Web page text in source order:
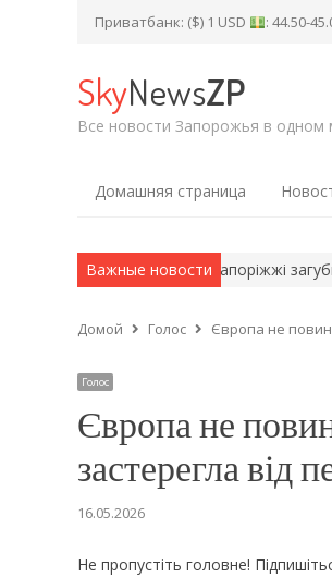
Приватбанк: ($) 1 USD : 44.50-
SkyNewsZP
Все новости Запорожья в одном
Домашняя страница
Важные новости
першого… У Запоріжжі
Домой Голос Європа не
Голос
Європа не
застерегла від
16.05.2026
Не пропустіть головне!